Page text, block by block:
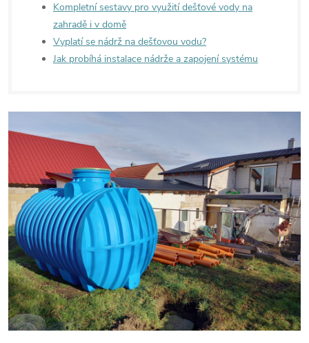
Kompletní sestavy pro využití dešťové vody na
zahradě i v domě
Vyplatí se nádrž na dešťovou vodu?
Jak probíhá instalace nádrže a zapojení systému